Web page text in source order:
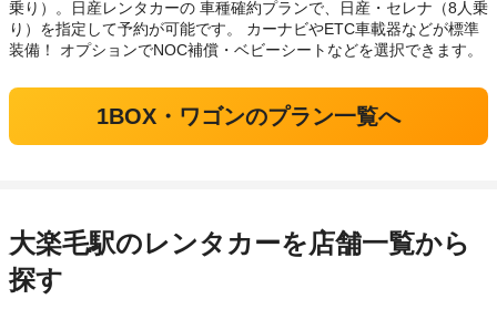
乗り）。日産レンタカーの 車種確約プランで、日産・セレナ（8人乗
り）を指定して予約が可能です。 カーナビやETC車載器などが標準
装備！ オプションでNOC補償・ベビーシートなどを選択できます。
1BOX・ワゴンのプラン一覧へ
大楽毛駅のレンタカーを店舗一覧から
探す